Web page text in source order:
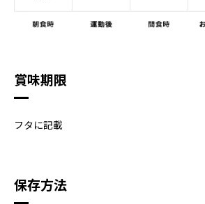
賞味期限
フタに記載
保存方法